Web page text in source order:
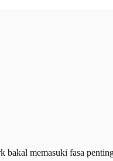
memasuki fasa